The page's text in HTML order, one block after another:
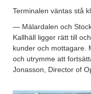
Terminalen väntas stå
— Mälardalen och
Kallhäll ligger rätt till
kunder och mottagare.
och utrymme att
Jonasson, Director of